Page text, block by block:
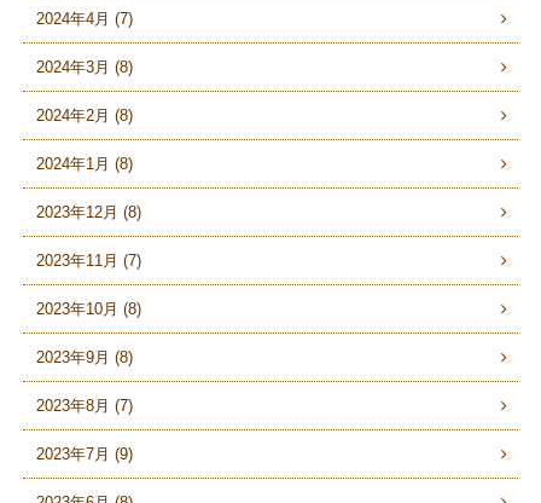
2024年4月 (7)
2024年3月 (8)
2024年2月 (8)
2024年1月 (8)
2023年12月 (8)
2023年11月 (7)
2023年10月 (8)
2023年9月 (8)
2023年8月 (7)
2023年7月 (9)